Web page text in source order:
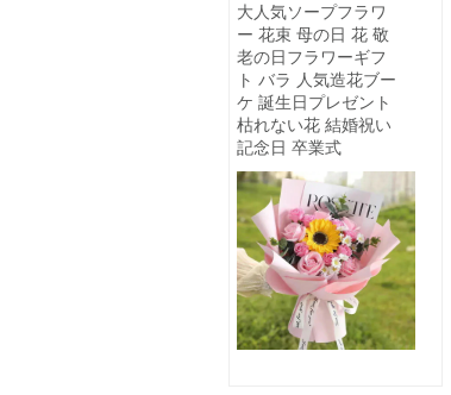
大人気ソープフラワ
ー 花束 母の日 花 敬
老の日フラワーギフ
ト バラ 人気造花ブー
ケ 誕生日プレゼント
枯れない花 結婚祝い
記念日 卒業式